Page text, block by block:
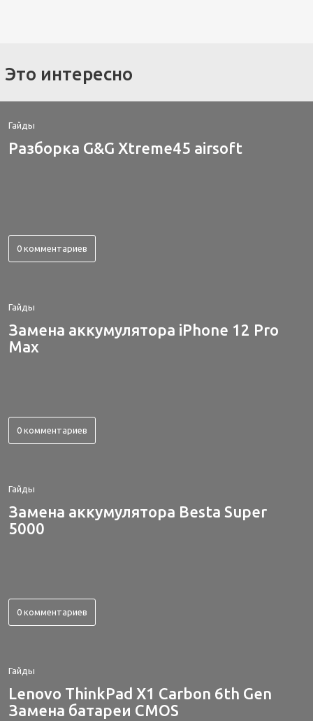
Это интересно
Гайды
Разборка G&G Xtreme45 airsoft
0 комментариев
Гайды
Замена аккумулятора iPhone 12 Pro
Max
0 комментариев
Гайды
Замена аккумулятора Besta Super
5000
0 комментариев
Гайды
Lenovo ThinkPad X1 Carbon 6th Gen
Замена батареи CMOS